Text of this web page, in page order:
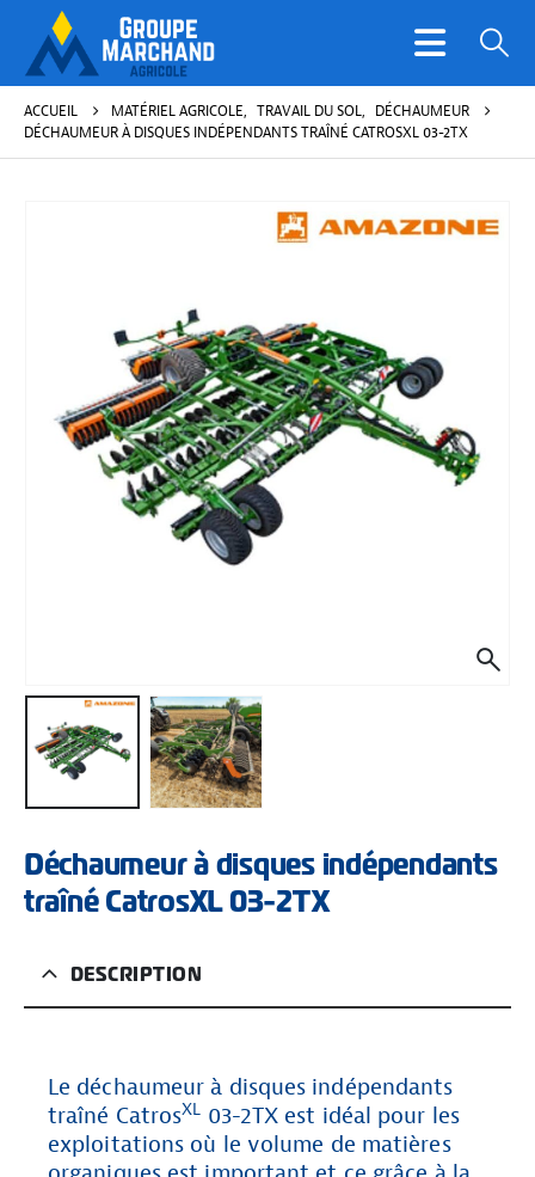
ACCUEIL MATÉRIEL AGRICOLE, TRAVAIL DU SOL,
DÉCHAUMEUR
DÉCHAUMEUR À DISQUES INDÉPENDANTS TRAÎNÉ CATROSXL 03-2TX
Déchaumeur à disques indépendants
traîné CatrosXL 03-2TX
DESCRIPTION
Le déchaumeur à disques indépendants
traîné CatrosXL
03-2TX est idéal pour les
exploitations où le volume de matières